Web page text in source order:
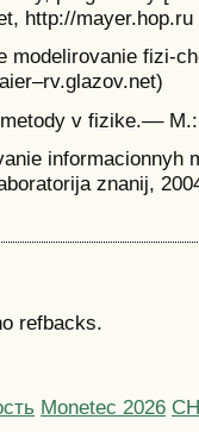
http://mayer.hop.ru
modelirovanie fizi-
v fizike.––
informacionnyh
znanij,
refbacks.
Monetec 2026